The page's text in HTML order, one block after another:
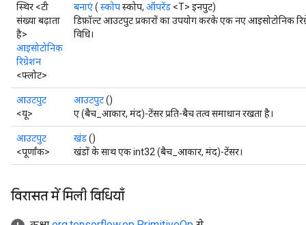
स्थिर <टी
संख्या बढ़ाता
है>
आइसोटोनिक
रिग्रेशन
<फ्लोट>
बनाएं( स्कोपस्कोप, ऑपरेंड <T> इनपुट)
डिफ़ॉल्ट आउटपुट प्रकारों का उपयोग करके एक नए आइसोटोनिक
विधि।
आउटपुट
<यू>
आउटपुट()
ए (बैच_आकार, मंद)-टेंसर प्रति-बैच तत्व समाधान रखता है।
आउटपुट
<पूर्णांक>
खंड()
खंडों के साथ एक int32 (बैच_आकार, मंद)-टेंसर।
विरासत में मिली विधियाँ